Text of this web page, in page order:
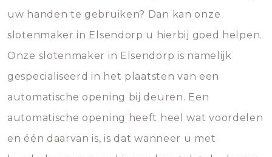
uw handen te gebruiken? Dan kan onze
slotenmaker in Elsendorp u hierbij goed helpen.
Onze slotenmaker in Elsendorp is namelijk
gespecialiseerd in het plaatsten van een
automatische opening bij deuren. Een
automatische opening heeft heel wat voordelen
en één daarvan is, is dat wanneer u met